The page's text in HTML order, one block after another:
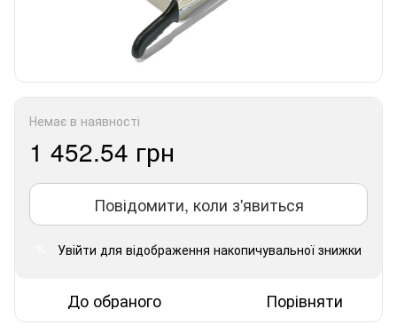
Немає в наявності
1 452.54 грн
Повідомити, коли з'явиться
Увійти для відображення накопичувальної знижки
До обраного Порівняти